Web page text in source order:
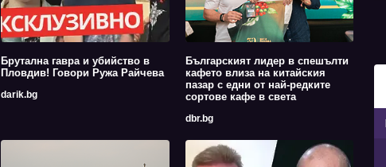
Брутална гавра и убийство в
Пловдив! Говори Ружа Райчева
darik.bg
Българският лидер в спешълти
кафето влиза на китайския
пазар с едни от най-редките
сортове кафе в света
dbr.bg